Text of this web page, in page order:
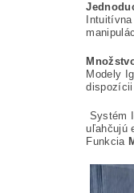
Modely
Systém
uľahčujú
Funkcia